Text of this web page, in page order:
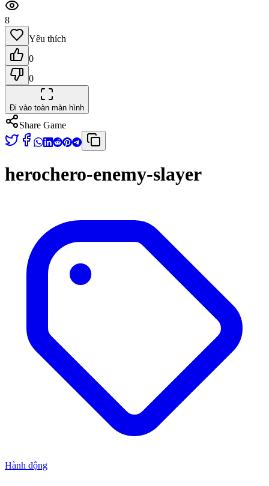
8
Yêu thích
0
0
Đi vào toàn màn hình
Share Game
herochero-enemy-slayer
Hành động